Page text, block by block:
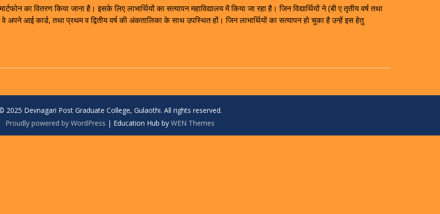
का वितरण किया जाना है। इसके लिए लाभार्थियों का सत्यापन महाविद्यालय में किया जा रहा है। जिन विद्यार्थियों ने (बी ए तृतीय वर्ष तथा
अपने आई कार्ड, तथा प्रथम व द्वितीय वर्ष की अंकतालिका के साथ उपस्थित हों। जिन लाभार्थियों का सत्यापन हो चुका है उन्हें इस हेतु
2025 Devnagari Post Graduate College, Gulaothi. All rights reserved.
Proudly powered by WordPress | Education Hub by WEN Themes